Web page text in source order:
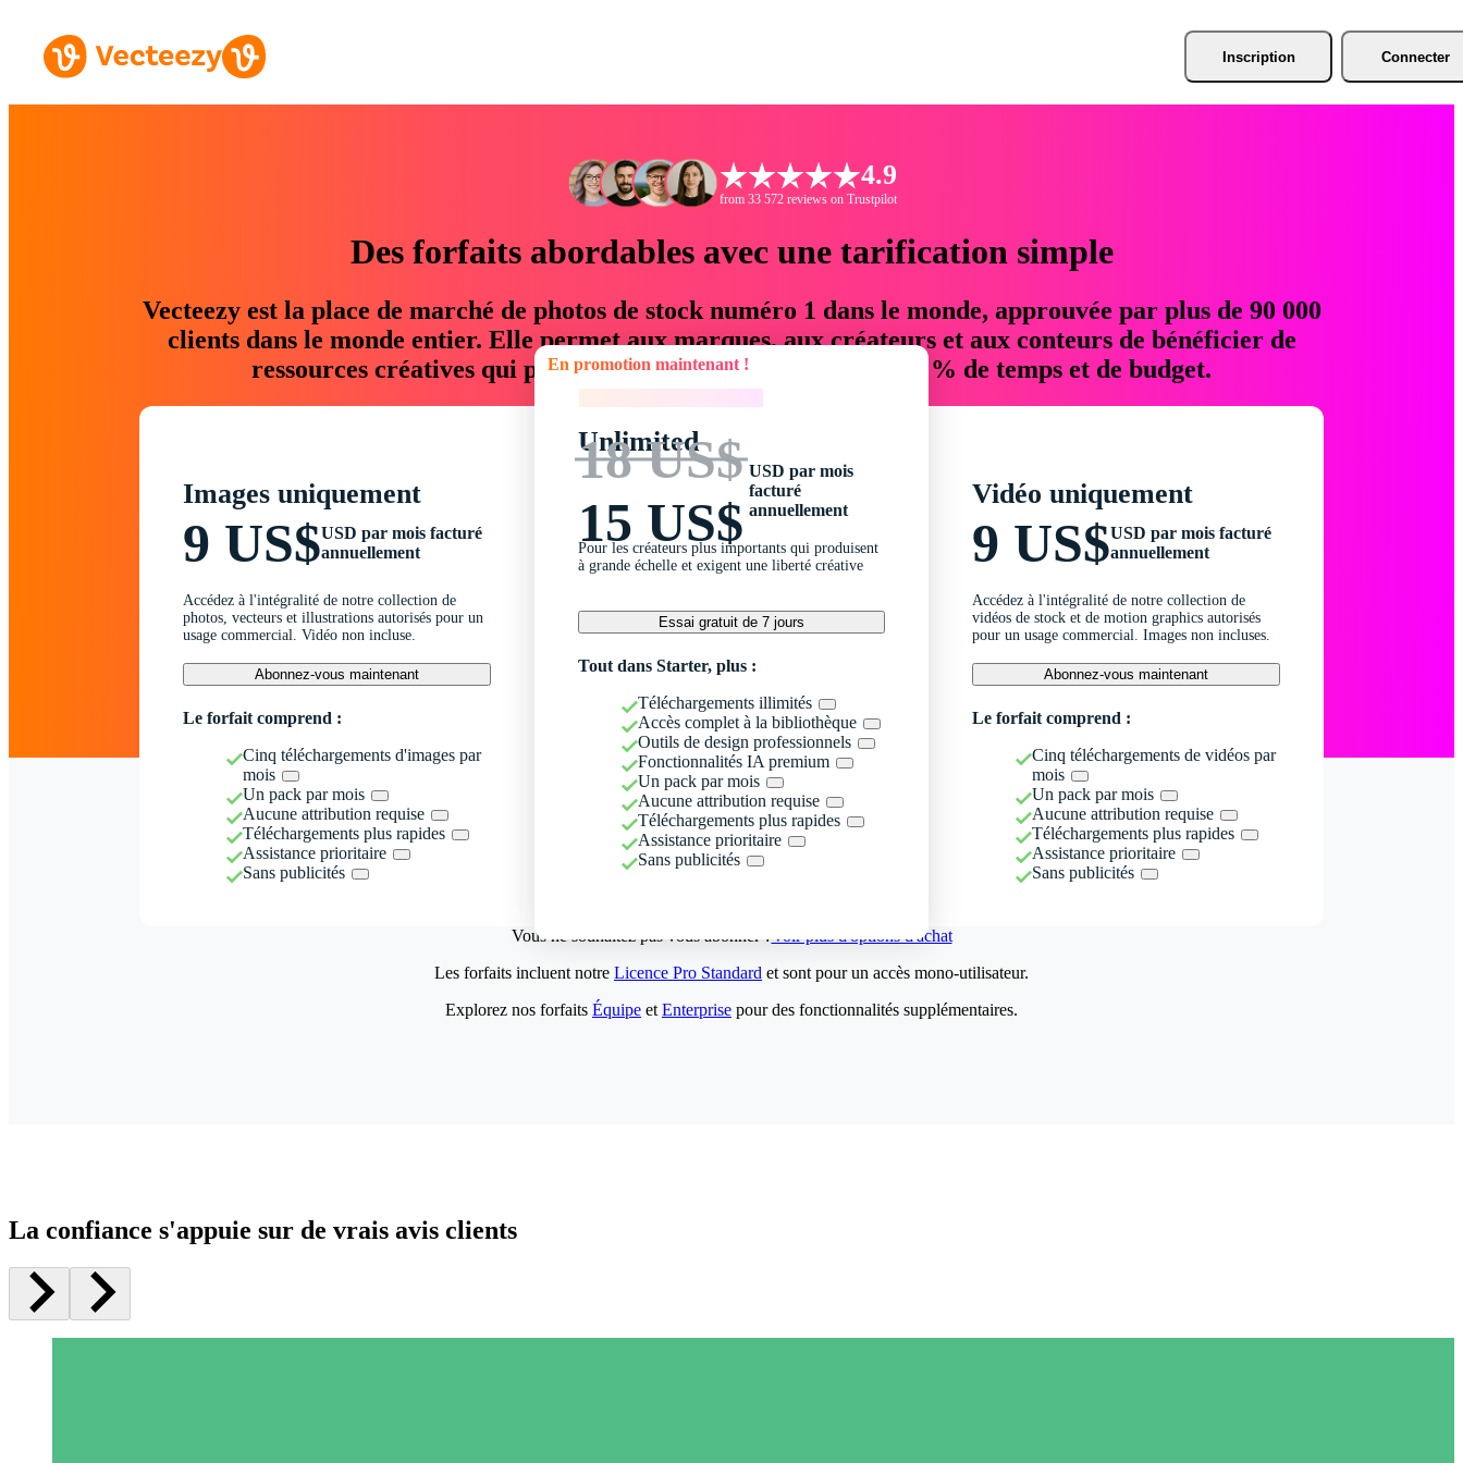
Inscription Connecter
4.9
from 33 572 reviews on Trustpilot
Des forfaits abordables avec une tarification simple
Vecteezy est la place de marché de photos de stock numéro 1 dans le monde, approuvée par plus de 90 000
clients dans le monde entier. Elle permet aux marques, aux créateurs et aux conteurs de bénéficier de
ressources créatives qui permettent d'économiser jusqu'à 76 % de temps et de budget.
Images uniquement
9 US$USD par mois facturé
annuellement
Accédez à l'intégralité de notre collection de
photos, vecteurs et illustrations autorisés pour un
usage commercial. Vidéo non incluse.
Abonnez-vous maintenant
Le forfait comprend :
Cinq téléchargements d'images par
mois
Un pack par mois
Aucune attribution requise
Téléchargements plus rapides
Assistance prioritaire
Sans publicités
En promotion maintenant !
Unlimited
18 US$
15 US$
USD par mois
facturé
annuellement
Pour les créateurs plus importants qui produisent
à grande échelle et exigent une liberté créative
Essai gratuit de 7 jours
Tout dans Starter, plus :
Téléchargements illimités
Accès complet à la bibliothèque
Outils de design professionnels
Fonctionnalités IA premium
Un pack par mois
Aucune attribution requise
Téléchargements plus rapides
Assistance prioritaire
Sans publicités
Vidéo uniquement
9 US$USD par mois facturé
annuellement
Accédez à l'intégralité de notre collection de
vidéos de stock et de motion graphics autorisés
pour un usage commercial. Images non incluses.
Abonnez-vous maintenant
Le forfait comprend :
Cinq téléchargements de vidéos par
mois
Un pack par mois
Aucune attribution requise
Téléchargements plus rapides
Assistance prioritaire
Sans publicités
Vous ne souhaitez pas vous abonner ?Voir plus d'options d'achat
Les forfaits incluent notre Licence Pro Standard et sont pour un accès mono-utilisateur.
Explorez nos forfaits Équipe et Enterprise pour des fonctionnalités supplémentaires.
La confiance s'appuie sur de vrais avis clients